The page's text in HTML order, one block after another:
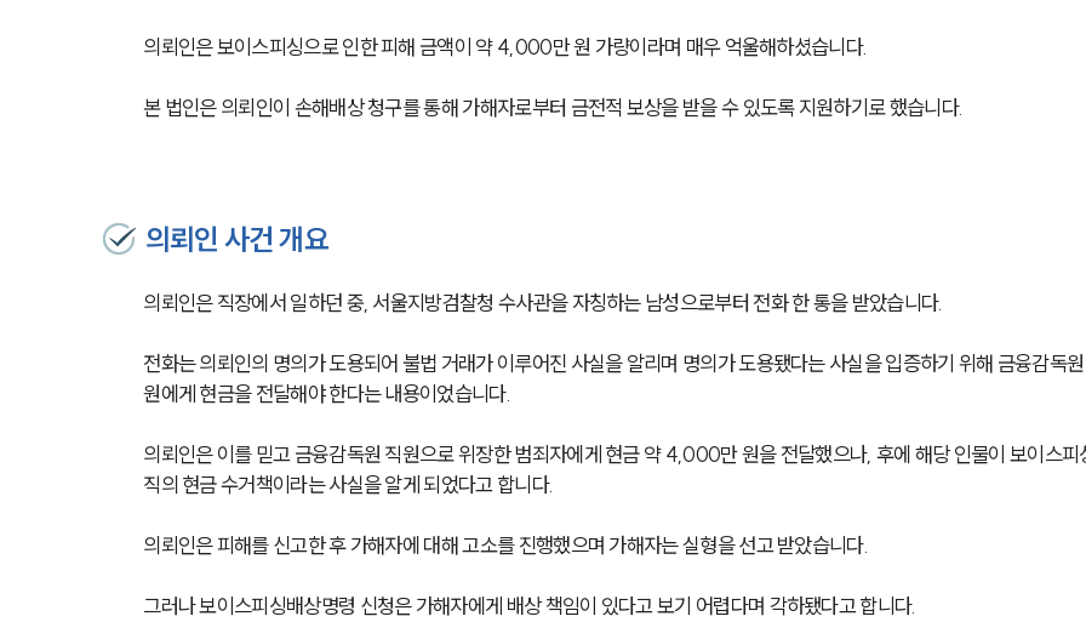
의뢰인은 보이스피싱으로 인한 피해 금액이 약 4,000만 원 가량이라며 매우 억울해하셨습니다.
본 법인은 의뢰인이 손해배상 청구를 통해 가해자로부터 금전적 보상을 받을 수 있도록 지원하기로 했습니다.
의뢰인 사건 개요
의뢰인은 직장에서 일하던 중, 서울지방검찰청 수사관을 자칭하는 남성으로부터 전화 한 통을 받았습니다.
전화는 의뢰인의 명의가 도용되어 불법 거래가 이루어진 사실을 알리며 명의가 도용됐다는 사실을 입증하기 위해 금융감독
원에게 현금을 전달해야 한다는 내용이었습니다.
의뢰인은 이를 믿고 금융감독원 직원으로 위장한 범죄자에게 현금 약 4,000만 원을 전달했으나, 후에 해당 인물이 보이스피
직의 현금 수거책이라는 사실을 알게 되었다고 합니다.
의뢰인은 피해를 신고한 후 가해자에 대해 고소를 진행했으며 가해자는 실형을 선고 받았습니다.
그러나 보이스피싱배상명령 신청은 가해자에게 배상 책임이 있다고 보기 어렵다며 각하됐다고 합니다.